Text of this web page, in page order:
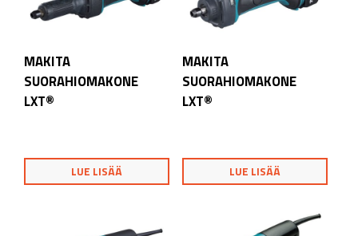
MAKITA
SUORAHIOMAKONE
LXT®
LUE LISÄÄ
MAKITA
SUORAHIOMAKONE
LXT®
LUE LISÄÄ